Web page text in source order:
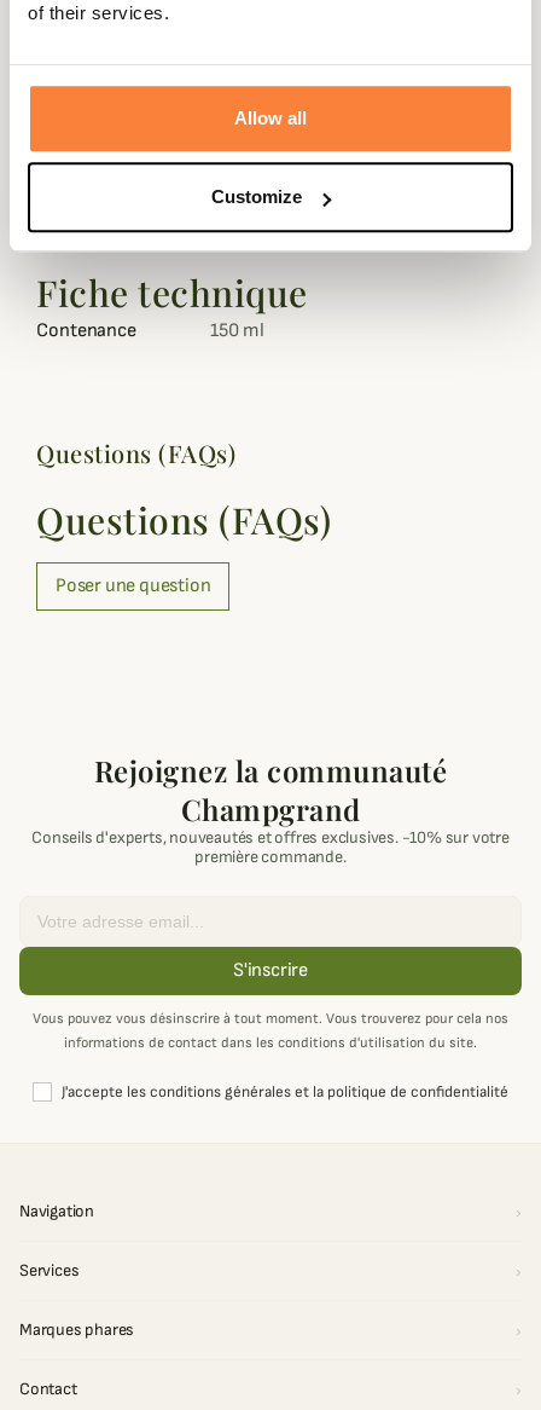
of their services.
Allow all
Customize
l'eau.
profondément sur vos chaussures pour en faciliter le
nettoyage ultérieurement.
Compatible avec les chaussures membranées GORE-TEX,
chaussures tout en évitant à l'eau de trop s'imprégner, ce
qui optimise le séchage après utilisation.
Fiche technique
Contenance 150 ml
Questions (FAQs)
Questions (FAQs)
Poser une question
Rejoignez la communauté
Champgrand
Conseils d'experts, nouveautés et offres exclusives. -10% sur votre
première commande.
S'inscrire
Vous pouvez vous désinscrire à tout moment. Vous trouverez pour cela nos
informations de contact dans les conditions d'utilisation du site.
J'accepte les conditions générales et la politique de confidentialité
Navigation
Services
Marques phares
Contact